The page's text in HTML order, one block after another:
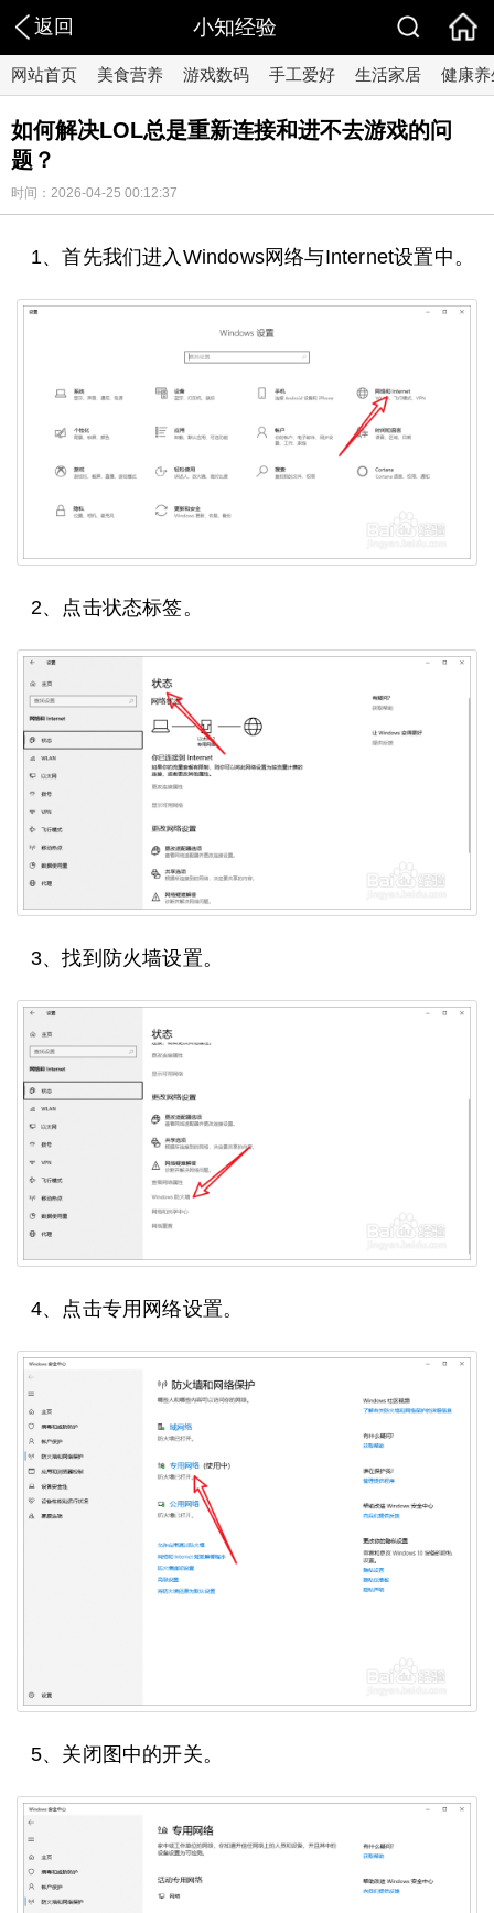
返回 小知经验
网站首页 美食营养 游戏数码 手工爱好 生活家居 健康养
如何解决LOL总是重新连接和进不去游戏的问
题？
时间：2026-04-25 00:12:37
1、首先我们进入Windows网络与Internet设置中。
2、点击状态标签。
3、找到防火墙设置。
4、点击专用网络设置。
5、关闭图中的开关。